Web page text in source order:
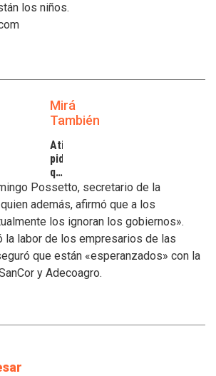
los niños.
Mirá
También
Atilra
pide
que
se
atiendan
inconvenientes
de
los
tamberos
Possetto, secretario de la
además, afirmó que a los
los ignoran los gobiernos».
la labor de los empresarios de las
que están «esperanzados» con la
y Adecoagro.